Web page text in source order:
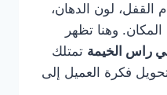
القفل، لون الدهان،
وهنا تظهر
راس الخيمة تمتلك
فكرة العميل إلى